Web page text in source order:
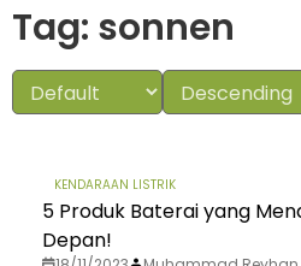
Tag: sonnen
KENDARAAN LISTRIK
5 Produk Baterai yang
Depan!